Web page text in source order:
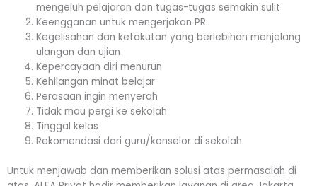
mengeluh pelajaran dan tugas-tugas semakin sulit
Keengganan untuk mengerjakan PR
Kegelisahan dan ketakutan yang berlebihan menjelang
ulangan dan ujian
Kepercayaan diri menurun
Kehilangan minat belajar
Perasaan ingin menyerah
Tidak mau pergi ke sekolah
Tinggal kelas
Rekomendasi dari guru/konselor di sekolah
Untuk menjawab dan memberikan solusi atas permasalah di